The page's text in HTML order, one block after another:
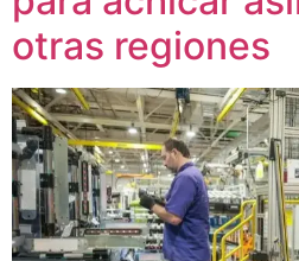
otras regiones